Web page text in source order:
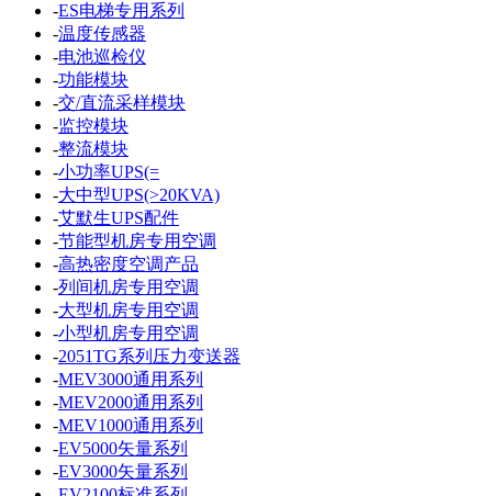
-ES电梯专用系列
-温度传感器
-电池巡检仪
-功能模块
-交/直流采样模块
-监控模块
-整流模块
-小功率UPS(=
-大中型UPS(>20KVA)
-艾默生UPS配件
-节能型机房专用空调
-高热密度空调产品
-列间机房专用空调
-大型机房专用空调
-小型机房专用空调
-2051TG系列压力变送器
-MEV3000通用系列
-MEV2000通用系列
-MEV1000通用系列
-EV5000矢量系列
-EV3000矢量系列